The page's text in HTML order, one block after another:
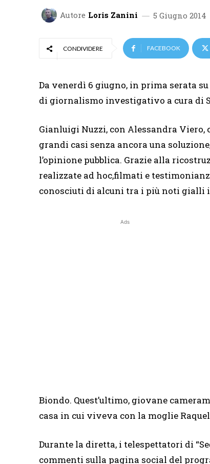
Autore Loris Zanini 5 Giugno 2014
CONDIVIDERE FACEBOOK
Da venerdì 6 giugno, in prima serata su
di giornalismo investigativo a cura di
Gianluigi Nuzzi, con Alessandra
grandi casi senza ancora una
l’opinione pubblica. Grazie alla
realizzate ad hoc,filmati e
conosciuti di alcuni tra i più noti gialli
Ads
Biondo. Quest’ultimo, giovane
casa in cui viveva con la moglie
Durante la diretta, i telespettatori di
commenti sulla pagina social del